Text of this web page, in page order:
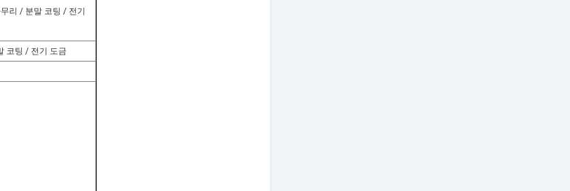
리 / 분말 코팅 / 전기
코팅 / 전기 도금